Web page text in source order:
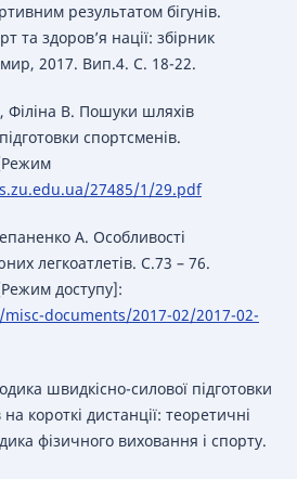
результатом бігунів.
та здоров’я нації: збірник
2017. Вип.4. С. 18-22.
Філіна В. Пошуки шляхів
спортсменів.
27485/1/29.pdf
А. Особливості
легкоатлетів. С.73 – 76.
доступу]:
documents/2017-02/2017-02-
швидкісно-силової підготовки
на короткі дистанції: теоретичні
фізичного виховання і спорту.